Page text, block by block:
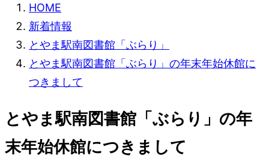
HOME
新着情報
とやま駅南図書館「ぶらり」
とやま駅南図書館「ぶらり」の年末年始休館に
つきまして
とやま駅南図書館「ぶらり」の年
末年始休館につきまして